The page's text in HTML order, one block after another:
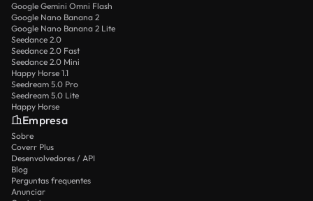
Google Gemini Omni Flash
Google Nano Banana 2
Google Nano Banana 2 Lite
Seedance 2.0
Seedance 2.0 Fast
Seedance 2.0 Mini
Happy Horse 1.1
Seedream 5.0 Pro
Seedream 5.0 Lite
Happy Horse
Empresa
Sobre
Coverr Plus
Desenvolvedores / API
Blog
Perguntas frequentes
Anunciar